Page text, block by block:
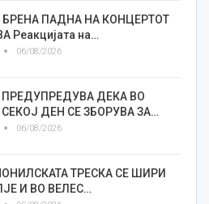
БРЕНА ПАДНА НА КОНЦЕРТОТ
Реакцијата на…
06/08/2026
ПРЕДУПРЕДУВА ДЕКА ВО
ДЕН СЕ ЗБОРУВА ЗА…
06/08/2026
ТРЕСКА СЕ ШИРИ
И ВО ВЕЛЕС…